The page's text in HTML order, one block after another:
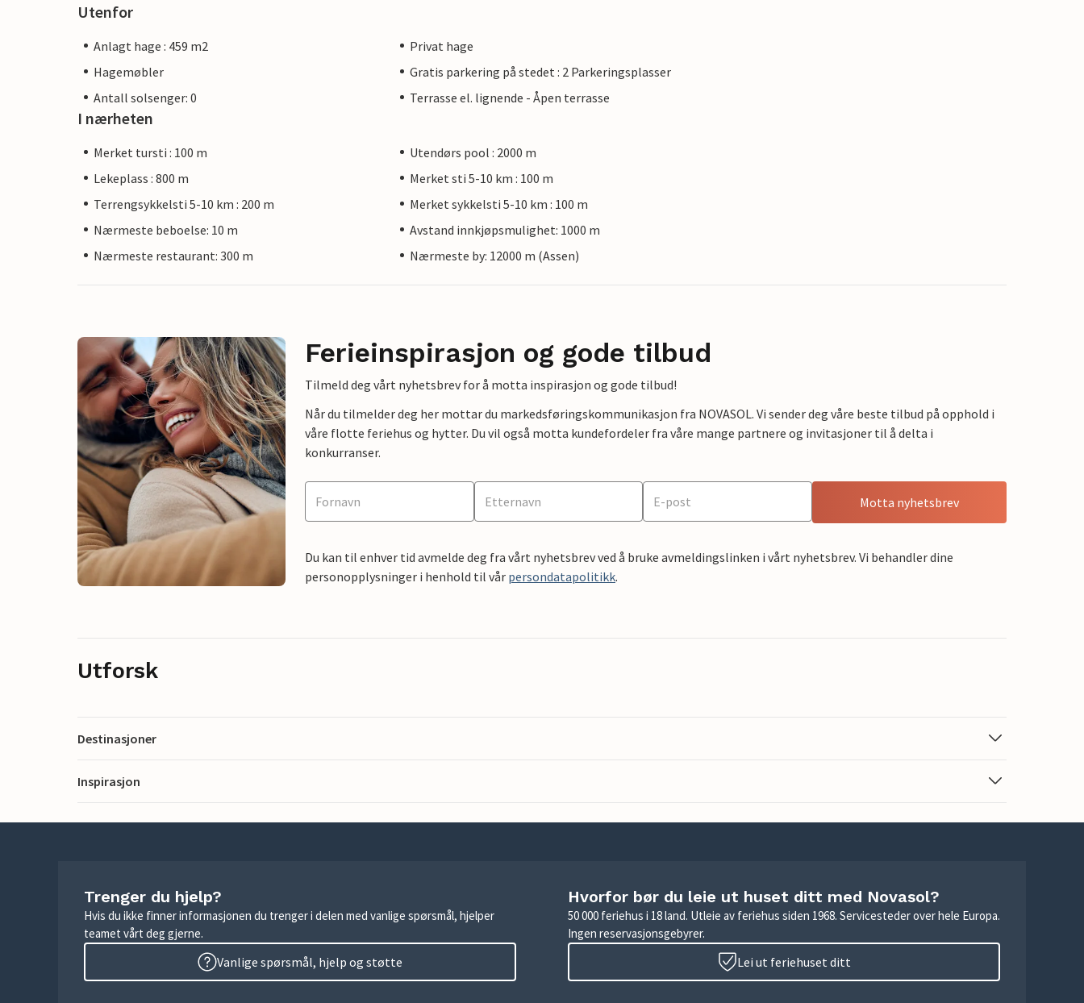
Utenfor
Anlagt hage : 459 m2
Privat hage
Hagemøbler
Gratis parkering på stedet : 2 Parkeringsplasser
Antall solsenger: 0
Terrasse el. lignende - Åpen terrasse
I nærheten
Merket tursti : 100 m
Utendørs pool : 2000 m
Lekeplass : 800 m
Merket sti 5-10 km : 100 m
Terrengsykkelsti 5-10 km : 200 m
Merket sykkelsti 5-10 km : 100 m
Nærmeste beboelse: 10 m
Avstand innkjøpsmulighet: 1000 m
Nærmeste restaurant: 300 m
Nærmeste by: 12000 m (Assen)
Ferieinspirasjon og gode tilbud
Tilmeld deg vårt nyhetsbrev for å motta inspirasjon og gode tilbud!
Når du tilmelder deg her mottar du markedsføringskommunikasjon fra NOVASOL. Vi sender deg våre beste tilbud på opphold i
våre flotte feriehus og hytter. Du vil også motta kundefordeler fra våre mange partnere og invitasjoner til å delta i
konkurranser.
Motta nyhetsbrev
Du kan til enhver tid avmelde deg fra vårt nyhetsbrev ved å bruke avmeldingslinken i vårt nyhetsbrev. Vi behandler dine
personopplysninger i henhold til vår persondatapolitikk.
Utforsk
Destinasjoner
Inspirasjon
Trenger du hjelp?
Hvis du ikke finner informasjonen du trenger i delen med vanlige spørsmål, hjelper
teamet vårt deg gjerne.
Vanlige spørsmål, hjelp og støtte
Hvorfor bør du leie ut huset ditt med Novasol?
50 000 feriehus i 18 land. Utleie av feriehus siden 1968. Servicesteder over hele Europa.
Ingen reservasjonsgebyrer.
Lei ut feriehuset ditt